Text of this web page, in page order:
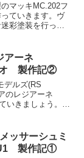
マッキMC.202フ
ていきます。ヴ
彩塗装を行っ
んだよね。アド
ーネ
オ 製作記②
デルズ(RS
のレジアーネ
いきましょう。ヴ
長期放置品。そ
サーシュミ
製作記①